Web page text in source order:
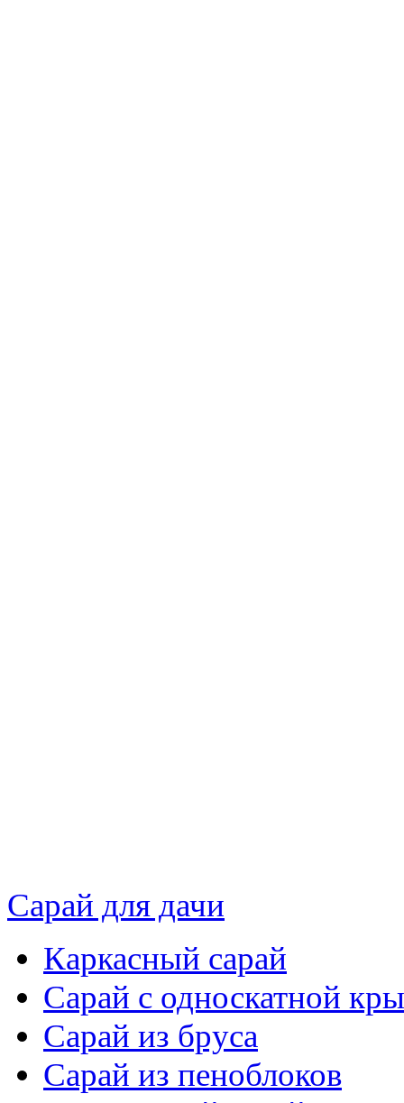
Сарай для дачи
Каркасный сарай
Сарай с односкатной
Сарай из бруса
Сарай из пеноблоков